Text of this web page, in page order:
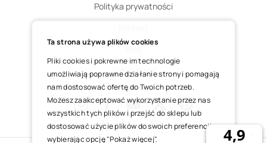
Polityka prywatności
Zgłoś zwrot
InstagramFacebookYoutube
X Pinterest
Ta strona używa plików cookies
Pliki cookies i pokrewne im technologie
umożliwiają poprawne działanie strony i pomagają
nam dostosować ofertę do Twoich potrzeb.
Możesz zaakceptować wykorzystanie przez nas
wszystkich tych plików i przejść do sklepu lub
dostosować użycie plików do swoich preferencji,
wybierając opcję "Pokaż więcej".